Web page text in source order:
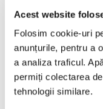
Acest website
Folosim cookie-uri
anunțurile, pentru a
a analiza traficul.
permiți colectarea
tehnologii similare.
Adresă: Beiuș, Jud.
Informații
TERMENI SI CONDITII
CONFIDENTIALITATE